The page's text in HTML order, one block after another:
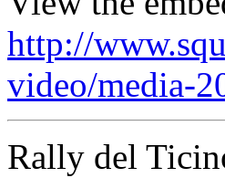
http://
video/media-
Rally del